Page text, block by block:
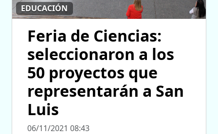
EDUCACIÓN
Feria de Ciencias:
seleccionaron a los
50 proyectos que
representarán a San
Luis
06/11/2021 08:43